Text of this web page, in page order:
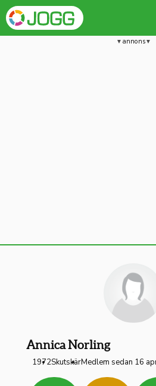
annons
Annica Norling
1972SkutskärMedlem sedan 16